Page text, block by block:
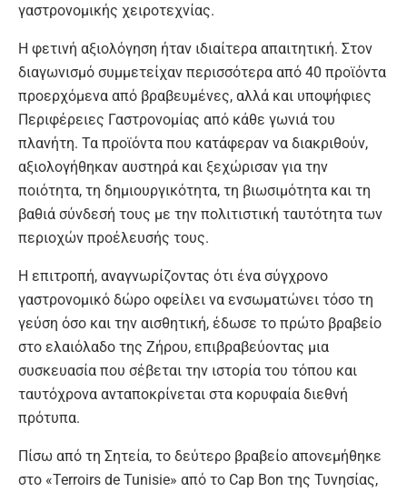
γαστρονομικής χειροτεχνίας.
Η φετινή αξιολόγηση ήταν ιδιαίτερα απαιτητική. Στον
διαγωνισμό συμμετείχαν περισσότερα από 40 προϊόντα
προερχόμενα από βραβευμένες, αλλά και υποψήφιες
Περιφέρειες Γαστρονομίας από κάθε γωνιά του
πλανήτη. Τα προϊόντα που κατάφεραν να διακριθούν,
αξιολογήθηκαν αυστηρά και ξεχώρισαν για την
ποιότητα, τη δημιουργικότητα, τη βιωσιμότητα και τη
βαθιά σύνδεσή τους με την πολιτιστική ταυτότητα των
περιοχών προέλευσής τους.
Η επιτροπή, αναγνωρίζοντας ότι ένα σύγχρονο
γαστρονομικό δώρο οφείλει να ενσωματώνει τόσο τη
γεύση όσο και την αισθητική, έδωσε το πρώτο βραβείο
στο ελαιόλαδο της Ζήρου, επιβραβεύοντας μια
συσκευασία που σέβεται την ιστορία του τόπου και
ταυτόχρονα ανταποκρίνεται στα κορυφαία διεθνή
πρότυπα.
Πίσω από τη Σητεία, το δεύτερο βραβείο απονεμήθηκε
στο «Terroirs de Tunisie» από το Cap Bon της Τυνησίας,